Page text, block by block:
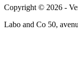
Copyright © 2026 -
Labo and Co 50,